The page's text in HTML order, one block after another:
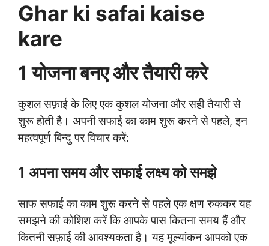
Ghar ki safai kaise
kare
1 योजना बनए और तैयारी करे
कुशल सफ़ाई के लिए एक कुशल योजना और सही तैयारी से
शुरू होती है। अपनी सफाई का काम शुरू करने से पहले, इन
महत्वपूर्ण बिन्दु पर विचार करें:
1 अपना समय और सफाई लक्ष्य को समझे
साफ सफाई का काम शुरू करने से पहले एक क्षण रुककर यह
समझने की कोशिश करें कि आपके पास कितना समय हैं और
कितनी सफ़ाई की आवश्यकता है। यह मूल्यांकन आपको एक